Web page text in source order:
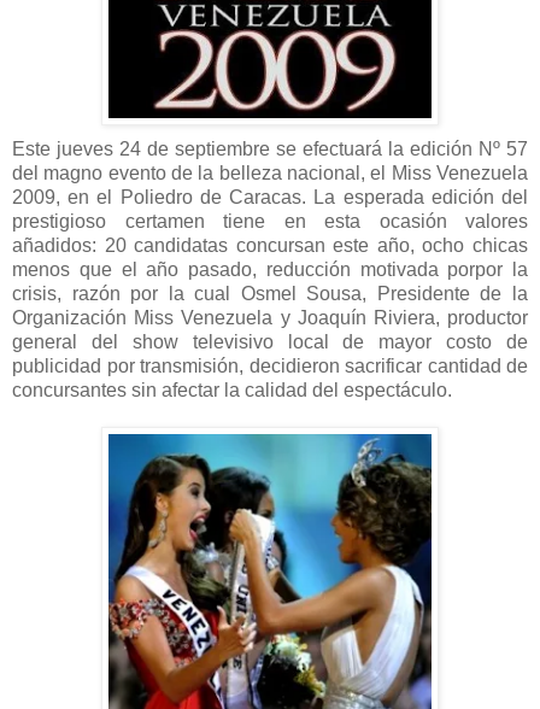
Este jueves 24 de septiembre se efectuará la edición Nº 57
del magno evento de la belleza nacional, el Miss Venezuela
2009, en el Poliedro de Caracas. La esperada edición del
prestigioso certamen tiene en esta ocasión valores
añadidos: 20 candidatas concursan este año, ocho chicas
menos que el año pasado, reducción motivada porpor la
crisis, razón por la cual Osmel Sousa, Presidente de la
Organización Miss Venezuela y Joaquín Riviera, productor
general del show televisivo local de mayor costo de
publicidad por transmisión, decidieron sacrificar cantidad de
concursantes sin afectar la calidad del espectáculo.